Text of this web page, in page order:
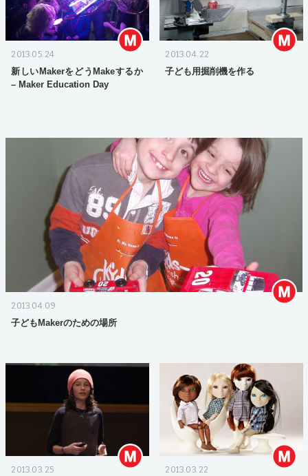
2013.05.24
新しいMakerをどうMakeするか
– Maker Education Day
2013.04.22
子ども用掘削機を作る
2013.04.09
子どもMakerのための場所
2013.03.25 2013.03.22